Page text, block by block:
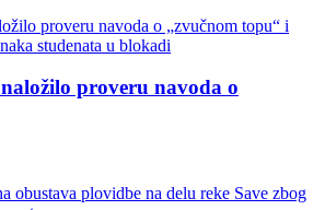
proveru navoda o